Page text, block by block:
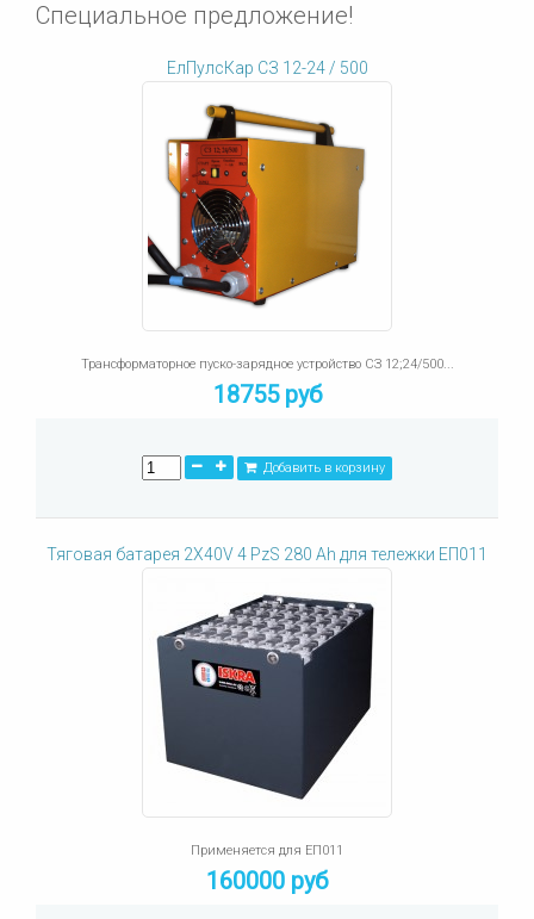
Специальное предложение!
ЕлПулсКар СЗ 12-24 / 500
Трансформаторное пуско-зарядное устройство СЗ 12;24/500...
18755 руб
Добавить в корзину
Тяговая батарея 2X40V 4 PzS 280 Ah для тележки ЕП011
Применяется для ЕП011
160000 руб